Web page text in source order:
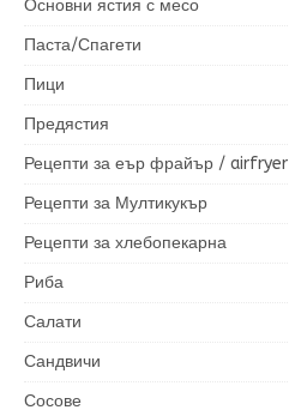
Основни ястия с месо
Паста/Спагети
Пици
Предястия
Рецепти за еър фрайър / airfryer
Рецепти за Мултикукър
Рецепти за хлебопекарна
Риба
Салати
Сандвичи
Сосове